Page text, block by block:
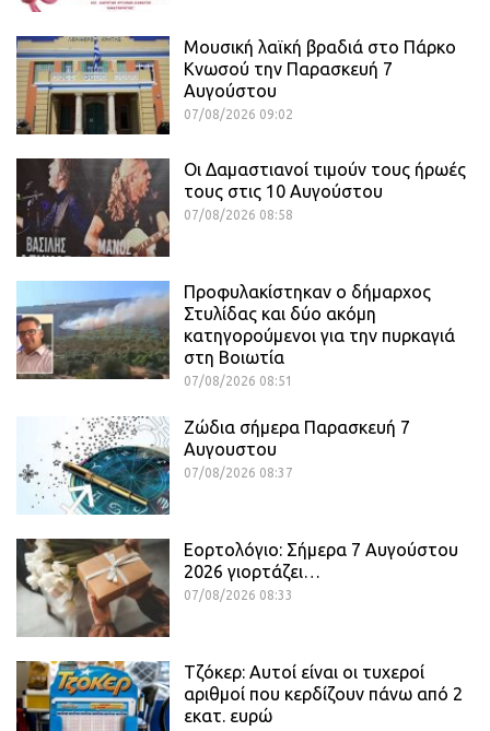
Μουσική λαϊκή βραδιά στο Πάρκο
Κνωσού την Παρασκευή 7
Αυγούστου
07/08/2026 09:02
Οι Δαμαστιανοί τιμούν τους ήρωές
τους στις 10 Αυγούστου
07/08/2026 08:58
Προφυλακίστηκαν ο δήμαρχος
Στυλίδας και δύο ακόμη
κατηγορούμενοι για την πυρκαγιά
στη Βοιωτία
07/08/2026 08:51
Ζώδια σήμερα Παρασκευή 7
Αυγουστου
07/08/2026 08:37
Εορτολόγιο: Σήμερα 7 Αυγούστου
2026 γιορτάζει…
07/08/2026 08:33
Τζόκερ: Αυτοί είναι οι τυχεροί
αριθμοί που κερδίζουν πάνω από 2
εκατ. ευρώ